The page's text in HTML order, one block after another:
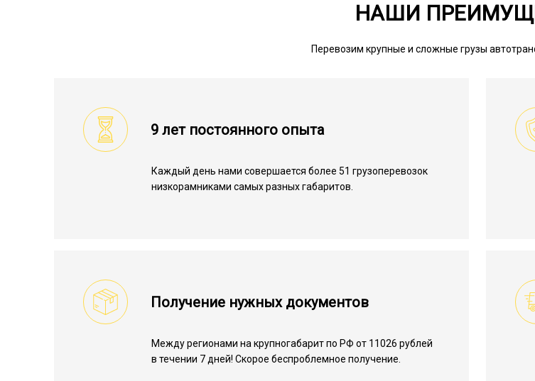
НАШИ
Перевозим крупные и сложные грузы
9 лет постоянного опыта
Каждый день нами совершается более 51 грузоперевозок
низкорамниками самых разных габаритов.
Получение нужных документов
Между регионами на крупногабарит по РФ от 11026 рублей
в течении 7 дней! Скорое беспроблемное получение.